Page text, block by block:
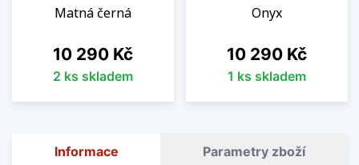
Matná černá
Cena
10 290 Kč
2 ks skladem
Onyx
Cena
10 290 Kč
1 ks skladem
Informace Parametry zboží